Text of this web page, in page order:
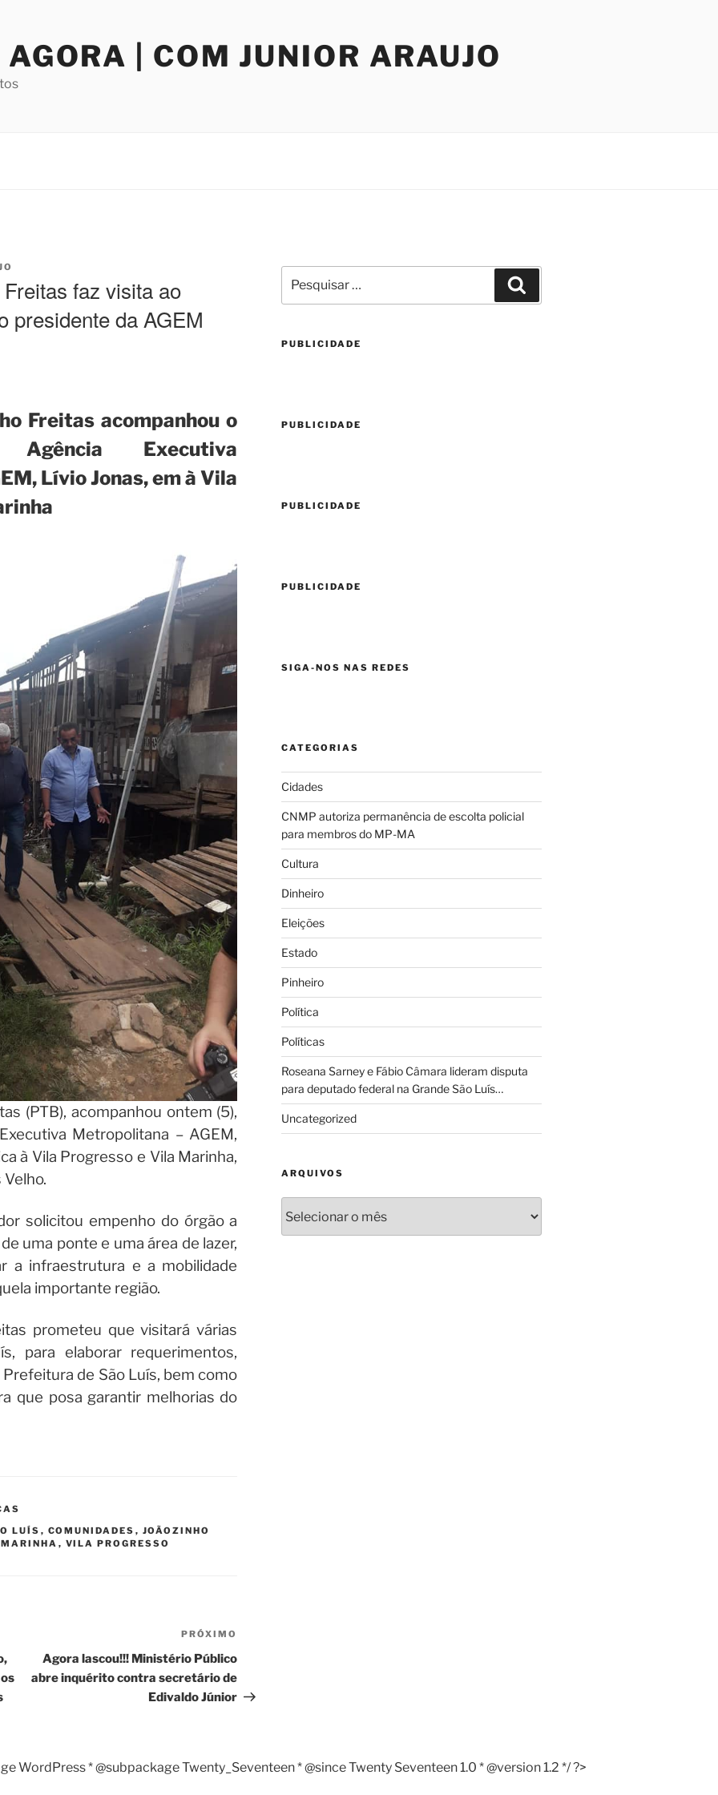
| COM JUNIOR ARAUJO
faz visita ao
presidente da AGEM
Freitas acompanhou o
Executiva
Lívio Jonas, em à Vila
(PTB), acompanhou ontem (5),
Metropolitana – AGEM,
à Vila Progresso e Vila Marinha,
solicitou empenho do órgão a
uma ponte e uma área de lazer,
a infraestrutura e a mobilidade
importante região.
prometeu que visitará várias
para elaborar requerimentos,
de São Luís, bem como
que posa garantir melhorias do
LUÍS , COMUNIDADES , JOÃOZINHO
, VILA PROGRESSO
post
PRÓXIMO
Agora lascou!!! Ministério Público
abre inquérito contra secretário de
Edivaldo Júnior
por:
PUBLICIDADE
PUBLICIDADE
PUBLICIDADE
PUBLICIDADE
SIGA-NOS NAS REDES
CATEGORIAS
Cidades
CNMP autoriza permanência de escolta policial
para membros do MP-MA
Cultura
Dinheiro
Eleições
Estado
Pinheiro
Política
Políticas
Roseana Sarney e Fábio Câmara lideram disputa
para deputado federal na Grande São Luís…
Uncategorized
ARQUIVOS
* @subpackage Twenty_Seventeen * @since Twenty Seventeen 1.0 * @version 1.2 */ ?>